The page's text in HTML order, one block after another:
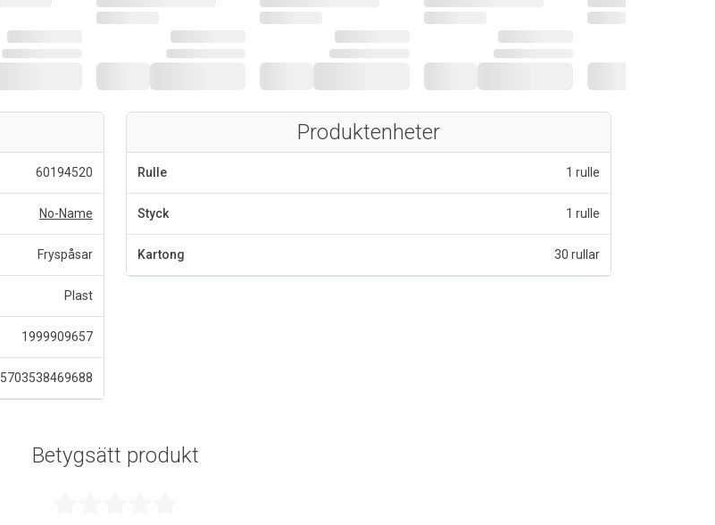
60194520
No-Name
Fryspåsar
Plast
1999909657
5703538469688
Produktenheter
Rulle 1 rulle
Styck 1 rulle
Kartong 30 rullar
Betygsätt produkt